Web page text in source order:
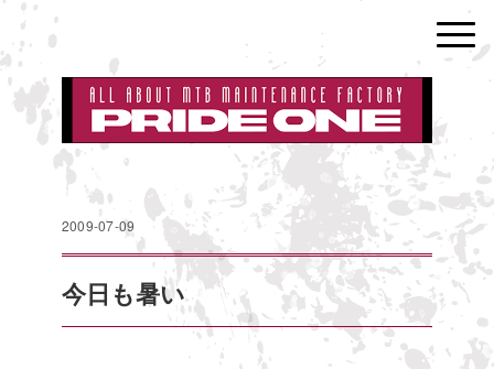
2009-07-09
今日も暑い